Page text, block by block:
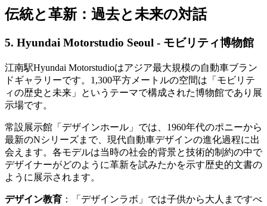
伝統と革新：過去と未来の対話
5. Hyundai Motorstudio Seoul - モビリティ博物館
江南駅Hyundai Motorstudioはアジア最大規模の自動車ブラン
ドギャラリーです。1,300平方メートルの空間は「モビリテ
ィの歴史と未来」というテーマで構成された博物館であり展
示場です。
常設展示館「デザインホール」では、1960年代のポニーから
最新のNシリーズまで、現代自動車デザインの進化過程に出
会えます。各モデルは当時の社会的背景と技術的制約の中で
デザイナーがどのように革新を試みたかを示す歴史的文書の
ように展示されます。
デザイン教育 ：「デザインラボ」では子供から大人まですべ